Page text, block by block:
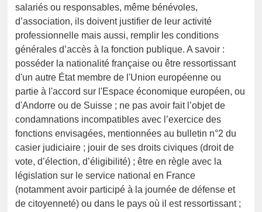
salariés ou responsables, même bénévoles,
d’association, ils doivent justifier de leur activité
professionnelle mais aussi, remplir les conditions
générales d’accès à la fonction publique. A savoir :
posséder la nationalité française ou être ressortissant
d'un autre État membre de l'Union européenne ou
partie à l'accord sur l'Espace économique européen, ou
d'Andorre ou de Suisse ; ne pas avoir fait l’objet de
condamnations incompatibles avec l’exercice des
fonctions envisagées, mentionnées au bulletin n°2 du
casier judiciaire ; jouir de ses droits civiques (droit de
vote, d’élection, d’éligibilité) ; être en règle avec la
législation sur le service national en France
(notamment avoir participé à la journée de défense et
de citoyenneté) ou dans le pays où il est ressortissant ;